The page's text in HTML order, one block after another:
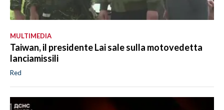
MULTIMEDIA
Taiwan, il presidente Lai sale sulla motovedetta
lanciamissili
Red